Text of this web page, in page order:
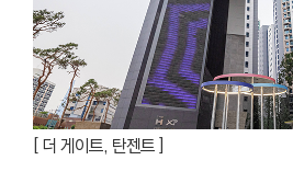
[ 더 게이트, 탄젠트 ]